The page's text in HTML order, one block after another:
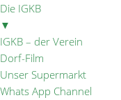
Die IGKB
▼
IGKB – der Verein
Dorf-Film
Unser Supermarkt
Whats App Channel